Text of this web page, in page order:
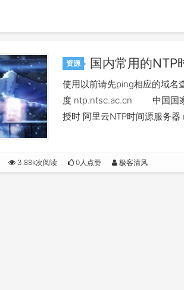
资源 国内常用的NTP
使用以前请先ping相应的域名
度 ntp.ntsc.ac.cn 中国国
授时 阿里云NTP时间源服务
3.88k次阅读 0人点赞 极客清风